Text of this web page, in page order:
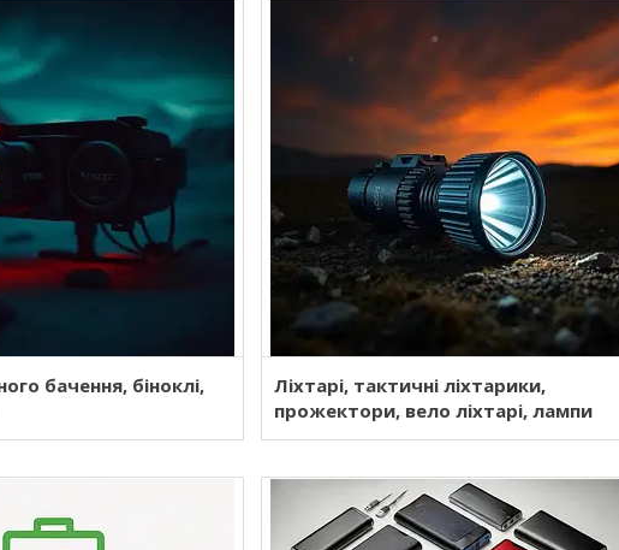
бачення, біноклі,
Ліхтарі, тактичні ліхтарики,
прожектори, вело ліхтарі, лампи